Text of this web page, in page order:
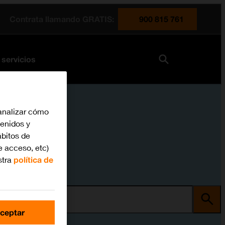
900 815 761
cómo
y
de
acceso, etc)
política de